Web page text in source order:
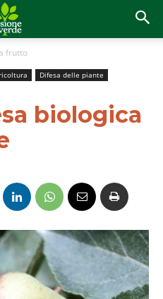
frutto
Difesa delle piante
biologica